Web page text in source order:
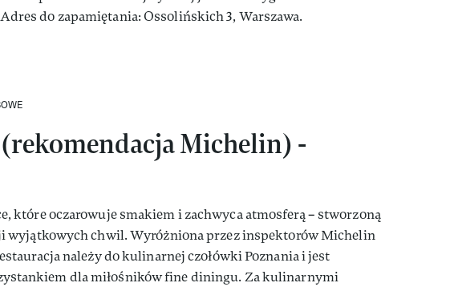
do zapamiętania: Ossolińskich 3, Warszawa.
Michelin) -
które oczarowuje smakiem i zachwyca atmosferą – stworzoną
wyjątkowych chwil. Wyróżniona przez inspektorów Michelin
należy do kulinarnej czołówki Poznania i jest
dla miłośników fine diningu. Za kulinarnymi